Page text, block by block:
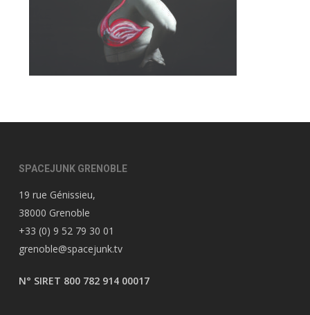
SPACEJUNK GRENOBLE
19 rue Génissieu,
38000 Grenoble
+33 (0) 9 52 79 30 01
grenoble@spacejunk.tv
N° SIRET 800 782 914 00017